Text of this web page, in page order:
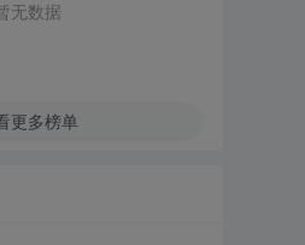
无数据
更多榜单